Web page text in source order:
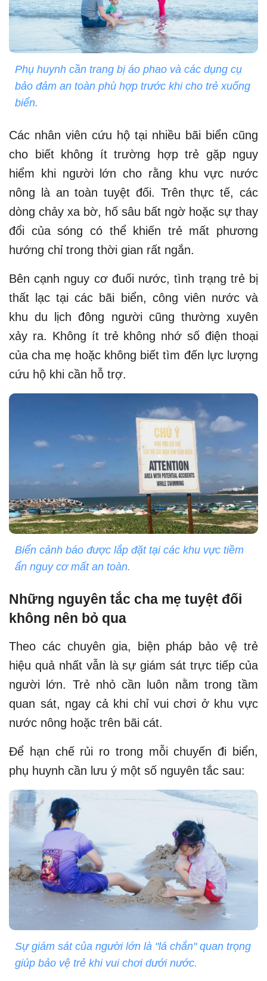
Phụ huynh cần trang bị áo phao và các dụng cụ
bảo đảm an toàn phù hợp trước khi cho trẻ xuống
biển.
Các nhân viên cứu hộ tại nhiều bãi biển cũng
cho biết không ít trường hợp trẻ gặp nguy
hiểm khi người lớn cho rằng khu vực nước
nông là an toàn tuyệt đối. Trên thực tế, các
dòng chảy xa bờ, hố sâu bất ngờ hoặc sự thay
đổi của sóng có thể khiến trẻ mất phương
hướng chỉ trong thời gian rất ngắn.
Bên cạnh nguy cơ đuối nước, tình trạng trẻ bị
thất lạc tại các bãi biển, công viên nước và
khu du lịch đông người cũng thường xuyên
xảy ra. Không ít trẻ không nhớ số điện thoại
của cha mẹ hoặc không biết tìm đến lực lượng
cứu hộ khi cần hỗ trợ.
Biển cảnh báo được lắp đặt tại các khu vực tiềm
ẩn nguy cơ mất an toàn.
Những nguyên tắc cha mẹ tuyệt đối
không nên bỏ qua
Theo các chuyên gia, biện pháp bảo vệ trẻ
hiệu quả nhất vẫn là sự giám sát trực tiếp của
người lớn. Trẻ nhỏ cần luôn nằm trong tầm
quan sát, ngay cả khi chỉ vui chơi ở khu vực
nước nông hoặc trên bãi cát.
Để hạn chế rủi ro trong mỗi chuyến đi biển,
phụ huynh cần lưu ý một số nguyên tắc sau:
Sự giám sát của người lớn là "lá chắn" quan trọng
giúp bảo vệ trẻ khi vui chơi dưới nước.